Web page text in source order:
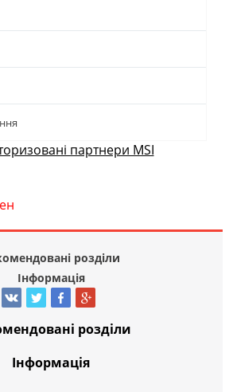
розділи
Інформація
розділи
Інформація